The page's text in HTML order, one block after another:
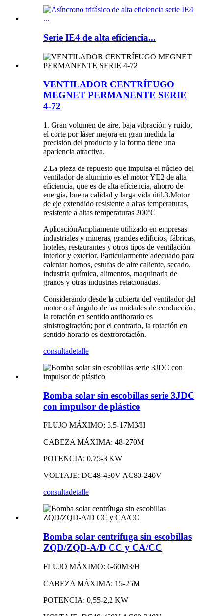
Serie IE4 de alta eficiencia...
VENTILADOR CENTRÍFUGO
MEGNET PERMANENTE SERIE
4-72
1. Gran volumen de aire, baja vibración y ruido,
el corte por láser mejora en gran medida la
precisión del producto y la forma tiene una
apariencia atractiva.
2.La pieza de repuesto que impulsa el núcleo del
ventilador de aluminio es el motor YE2 de alta
eficiencia, que es de alta eficiencia, ahorro de
energía, buena calidad y larga vida útil.3.Motor
de eje extendido resistente a altas temperaturas,
resistente a altas temperaturas 200ºC
AplicaciónAmpliamente utilizado en empresas
industriales y mineras, grandes edificios, fábricas,
hoteles, restaurantes y otros tipos de ventilación
interior y exterior. Particularmente adecuado para
calentar hornos, estufas de aire caliente, secado,
industria química, alimentos, maquinaria de
granos y otras industrias relacionadas.
Considerando desde la cubierta del ventilador del
motor o el ángulo de las unidades de conducción,
la rotación en sentido antihorario es
sinistrogiración; por el contrario, la rotación en
sentido horario es dextrorotación.
consultadetalle
Bomba solar sin escobillas serie 3JDC
con impulsor de plástico
FLUJO MÁXIMO: 3.5-17M3/H
CABEZA MÁXIMA: 48-270M
POTENCIA: 0,75-3 KW
VOLTAJE: DC48-430V AC80-240V
consultadetalle
Bomba solar centrífuga sin escobillas
ZQD/ZQD-A/D CC y CA/CC
FLUJO MÁXIMO: 6-60M3/H
CABEZA MÁXIMA: 15-25M
POTENCIA: 0,55-2,2 KW